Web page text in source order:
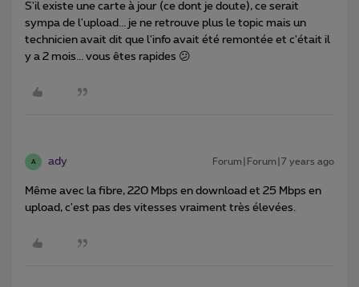
S'il existe une carte à jour (ce dont je doute), ce serait
sympa de l'upload... je ne retrouve plus le topic mais un
technicien avait dit que l'info avait été remontée et c'était il
y a 2 mois... vous êtes rapides 😕
A ady Forum|Forum|7 years ago
Même avec la fibre, 220 Mbps en download et 25 Mbps en
upload, c'est pas des vitesses vraiment très élevées.